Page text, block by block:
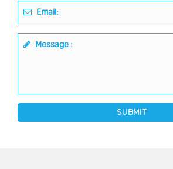
Email:
Message :
SUBMIT